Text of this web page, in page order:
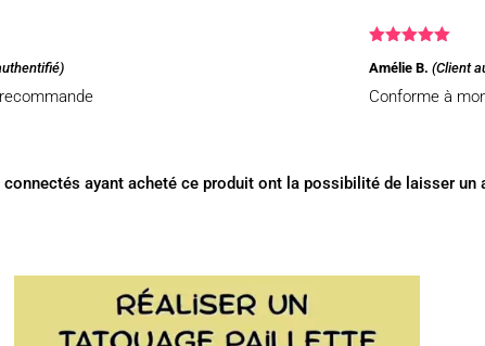
5
Amélie B. (Client
Conforme à
ayant acheté ce produit ont la possibilité de laisser un